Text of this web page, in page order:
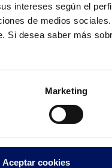
intereses según el
de medios sociales.
Si desea saber más
Marketing
Aceptar cookies